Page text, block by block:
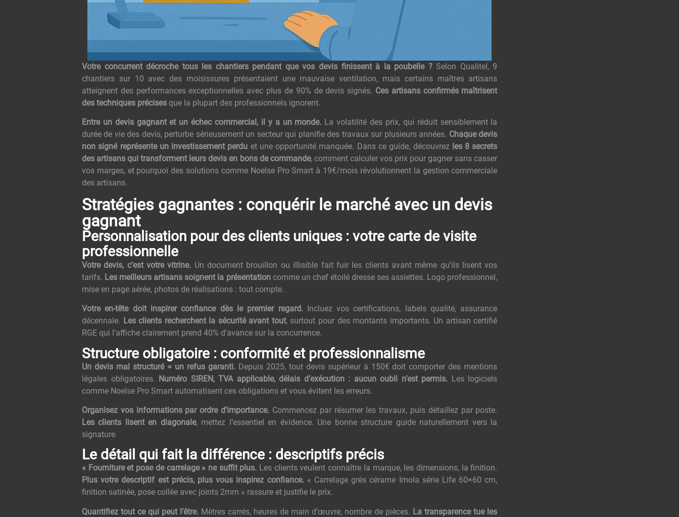
Votre concurrent décroche tous les chantiers pendant que vos devis finissent à la poubelle ?Selon Qualitel, 9
chantiers sur 10 avec des moisissures présentaient une mauvaise ventilation, mais certains maîtres artisans
atteignent des performances exceptionnelles avec plus de 90% de devis signés. Ces artisans confirmés maîtrisent
des techniques précises que la plupart des professionnels ignorent.
Entre un devis gagnant et un échec commercial, il y a un monde. La volatilité des prix, qui réduit sensiblement la
durée de vie des devis, perturbe sérieusement un secteur qui planifie des travaux sur plusieurs années. Chaque devis
non signé représente un investissement perdu et une opportunité manquée. Dans ce guide, découvrez les 8 secrets
des artisans qui transforment leurs devis en bons de commande, comment calculer vos prix pour gagner sans casser
vos marges, et pourquoi des solutions comme Noelse Pro Smart à 19€/mois révolutionnent la gestion commerciale
des artisans.
Stratégies gagnantes : conquérir le marché avec un devis
gagnant
Personnalisation pour des clients uniques : votre carte de visite
professionnelle
Votre devis, c’est votre vitrine. Un document brouillon ou illisible fait fuir les clients avant même qu’ils lisent vos
tarifs. Les meilleurs artisans soignent la présentationcomme un chef étoilé dresse ses assiettes. Logo professionnel,
mise en page aérée, photos de réalisations : tout compte.
Votre en-tête doit inspirer confiance dès le premier regard.Incluez vos certifications, labels qualité, assurance
décennale. Les clients recherchent la sécurité avant tout, surtout pour des montants importants. Un artisan certifié
RGE qui l’affiche clairement prend 40% d’avance sur la concurrence.
Structure obligatoire : conformité et professionnalisme
Un devis mal structuré = un refus garanti.Depuis 2025, tout devis supérieur à 150€ doit comporter des mentions
légales obligatoires. Numéro SIREN, TVA applicable, délais d’exécution : aucun oubli n’est permis. Les logiciels
comme Noelse Pro Smart automatisent ces obligations et vous évitent les erreurs.
Organisez vos informations par ordre d’importance. Commencez par résumer les travaux, puis détaillez par poste.
Les clients lisent en diagonale, mettez l’essentiel en évidence. Une bonne structure guide naturellement vers la
signature.
Le détail qui fait la différence : descriptifs précis
« Fourniture et pose de carrelage » ne suffit plus. Les clients veulent connaître la marque, les dimensions, la finition.
Plus votre descriptif est précis, plus vous inspirez confiance.« Carrelage grès cérame Imola série Life 60×60 cm,
finition satinée, pose collée avec joints 2mm » rassure et justifie le prix.
Quantifiez tout ce qui peut l’être. Mètres carrés, heures de main d’œuvre, nombre de pièces. La transparence tue les